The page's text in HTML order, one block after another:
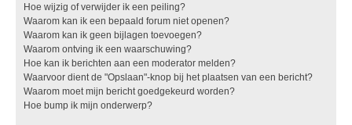
Hoe wijzig of verwijder ik een peiling?
Waarom kan ik een bepaald forum niet openen?
Waarom kan ik geen bijlagen toevoegen?
Waarom ontving ik een waarschuwing?
Hoe kan ik berichten aan een moderator melden?
Waarvoor dient de "Opslaan"-knop bij het plaatsen van een bericht?
Waarom moet mijn bericht goedgekeurd worden?
Hoe bump ik mijn onderwerp?